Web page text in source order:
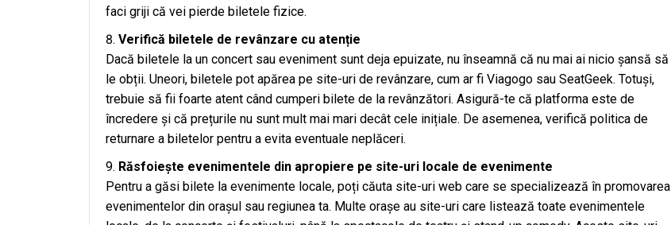
faci griji că vei pierde biletele fizice.
Verifică biletele de revânzare cu atenție
Dacă biletele la un concert sau eveniment sunt deja epuizate, nu înseamnă că nu mai ai nicio șansă să
le obții. Uneori, biletele pot apărea pe site-uri de revânzare, cum ar fi Viagogo sau SeatGeek. Totuși,
trebuie să fii foarte atent când cumperi bilete de la revânzători. Asigură-te că platforma este de
încredere și că prețurile nu sunt mult mai mari decât cele inițiale. De asemenea, verifică politica de
returnare a biletelor pentru a evita eventuale neplăceri.
Răsfoiește evenimentele din apropiere pe site-uri locale de evenimente
Pentru a găsi bilete la evenimente locale, poți căuta site-uri web care se specializează în promovarea
evenimentelor din orașul sau regiunea ta. Multe orașe au site-uri care listează toate evenimentele